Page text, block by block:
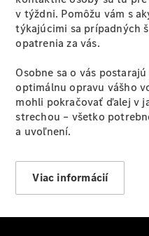
v týždni. Pomôžu vám s
týkajúcimi sa prípadných
opatrenia za vás.
Osobne sa o vás
optimálnu opravu vášho
mohli pokračovať ďalej v
strechou – všetko
a uvoľnení.
Viac informácií